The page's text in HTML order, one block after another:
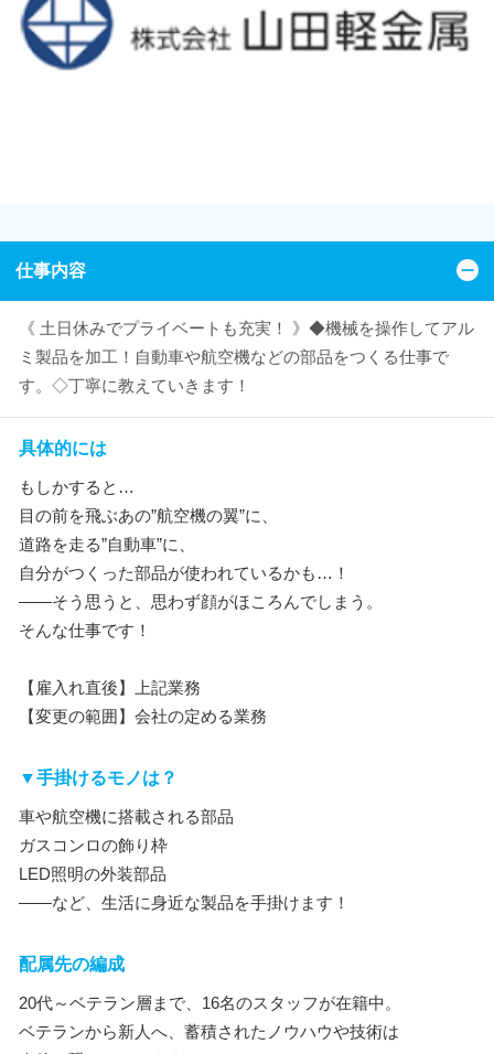
仕事内容
《 土日休みでプライベートも充実！ 》◆機械を操作してアル
ミ製品を加工！自動車や航空機などの部品をつくる仕事で
す。◇丁寧に教えていきます！
具体的には
もしかすると…
目の前を飛ぶあの”航空機の翼”に、
道路を走る”自動車”に、
自分がつくった部品が使われているかも…！
――そう思うと、思わず顔がほころんでしまう。
そんな仕事です！
【雇入れ直後】上記業務
【変更の範囲】会社の定める業務
▼手掛けるモノは？
車や航空機に搭載される部品
ガスコンロの飾り枠
LED照明の外装部品
――など、生活に身近な製品を手掛けます！
配属先の編成
20代～ベテラン層まで、16名のスタッフが在籍中。
ベテランから新人へ、蓄積されたノウハウや技術は